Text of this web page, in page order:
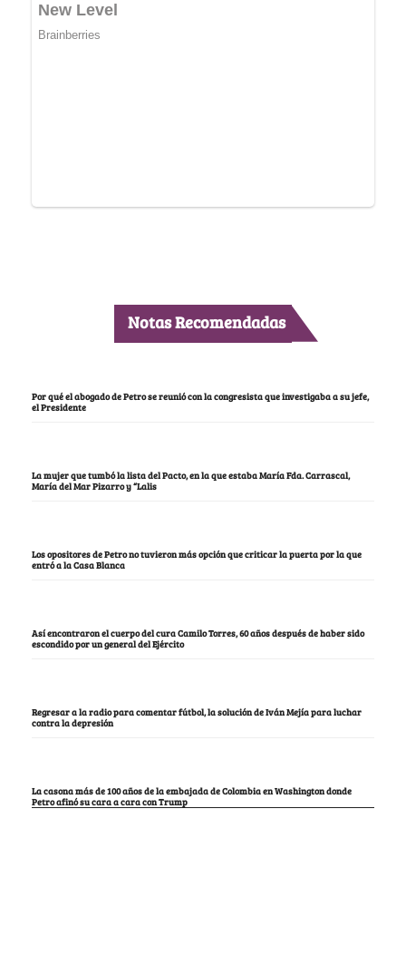
Notas Recomendadas
Por qué el abogado de Petro se reunió con la congresista que investigaba a su jefe,
el Presidente
La mujer que tumbó la lista del Pacto, en la que estaba María Fda. Carrascal,
María del Mar Pizarro y “Lalis
Los opositores de Petro no tuvieron más opción que criticar la puerta por la que
entró a la Casa Blanca
Así encontraron el cuerpo del cura Camilo Torres, 60 años después de haber sido
escondido por un general del Ejército
Regresar a la radio para comentar fútbol, la solución de Iván Mejía para luchar
contra la depresión
La casona más de 100 años de la embajada de Colombia en Washington donde
Petro afinó su cara a cara con Trump